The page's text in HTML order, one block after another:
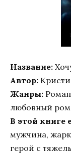
Название:
Автор:
Жанры:
любовный
В этой книге
мужчина,
герой с